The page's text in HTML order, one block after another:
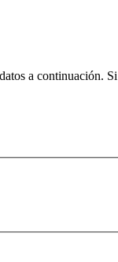
a continuación.